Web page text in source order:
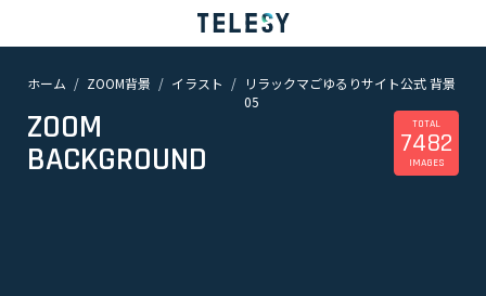
ホーム
TELESYについて
ホーム ZOOM背景 イラスト
リラックマごゆるりサイト公式 背景
05
ZOOM
BACKGROUND
TOTAL
7482
IMAGES